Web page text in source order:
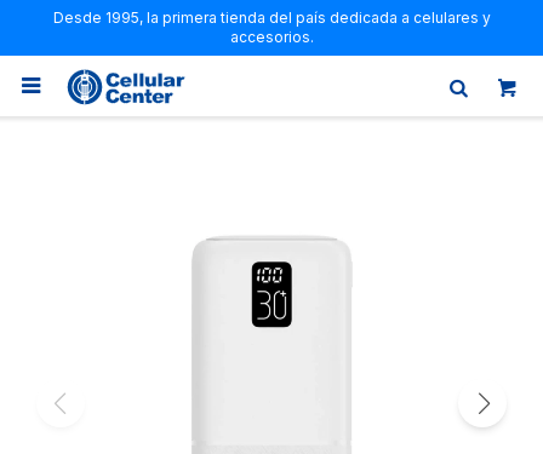
Desde 1995, la primera tienda del país dedicada a celulares y
accesorios.
